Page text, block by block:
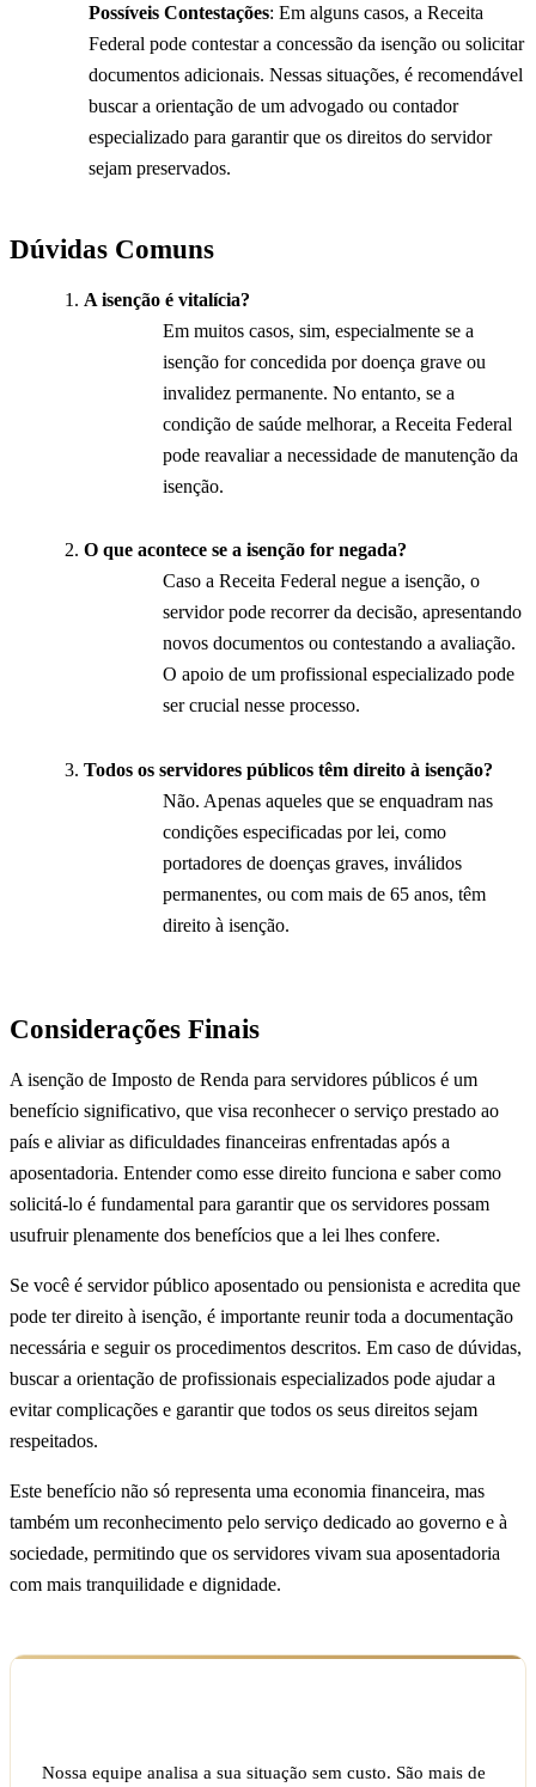
Possíveis Contestações: Em alguns casos, a Receita
Federal pode contestar a concessão da isenção ou solicitar
documentos adicionais. Nessas situações, é recomendável
buscar a orientação de um advogado ou contador
especializado para garantir que os direitos do servidor
sejam preservados.
Dúvidas Comuns
A isenção é vitalícia?
Em muitos casos, sim, especialmente se a
isenção for concedida por doença grave ou
invalidez permanente. No entanto, se a
condição de saúde melhorar, a Receita Federal
pode reavaliar a necessidade de manutenção da
isenção.
O que acontece se a isenção for negada?
Caso a Receita Federal negue a isenção, o
servidor pode recorrer da decisão, apresentando
novos documentos ou contestando a avaliação.
O apoio de um profissional especializado pode
ser crucial nesse processo.
Todos os servidores públicos têm direito à isenção?
Não. Apenas aqueles que se enquadram nas
condições especificadas por lei, como
portadores de doenças graves, inválidos
permanentes, ou com mais de 65 anos, têm
direito à isenção.
Considerações Finais
A isenção de Imposto de Renda para servidores públicos é um
benefício significativo, que visa reconhecer o serviço prestado ao
país e aliviar as dificuldades financeiras enfrentadas após a
aposentadoria. Entender como esse direito funciona e saber como
solicitá-lo é fundamental para garantir que os servidores possam
usufruir plenamente dos benefícios que a lei lhes confere.
Se você é servidor público aposentado ou pensionista e acredita que
pode ter direito à isenção, é importante reunir toda a documentação
necessária e seguir os procedimentos descritos. Em caso de dúvidas,
buscar a orientação de profissionais especializados pode ajudar a
evitar complicações e garantir que todos os seus direitos sejam
respeitados.
Este benefício não só representa uma economia financeira, mas
também um reconhecimento pelo serviço dedicado ao governo e à
sociedade, permitindo que os servidores vivam sua aposentadoria
com mais tranquilidade e dignidade.
Nossa equipe analisa a sua situação sem custo. São mais de